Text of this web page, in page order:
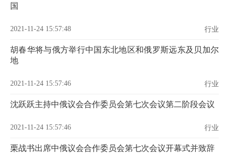
国
2021-11-24 15:57:48 行业
胡春华将与俄方举行中国东北地区和俄罗斯远东及贝加尔
地
2021-11-24 15:57:46 行业
沈跃跃主持中俄议会合作委员会第七次会议第二阶段会议
2021-11-24 15:57:46 行业
栗战书出席中俄议会合作委员会第七次会议开幕式并致辞